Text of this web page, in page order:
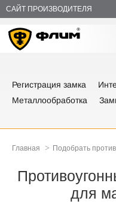
САЙТ ПРОИЗВОДИТЕЛЯ
Регистрация замка
Металлообработка
Главная > Подобрать
для